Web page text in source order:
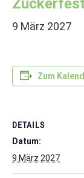
Zuckerfest
9 März 2027
Zum
DETAILS
Datum:
9 März 2027